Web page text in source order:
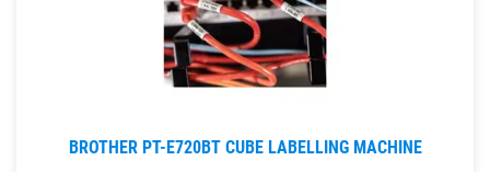
BROTHER PT-E720BT CUBE LABELLING MACHINE